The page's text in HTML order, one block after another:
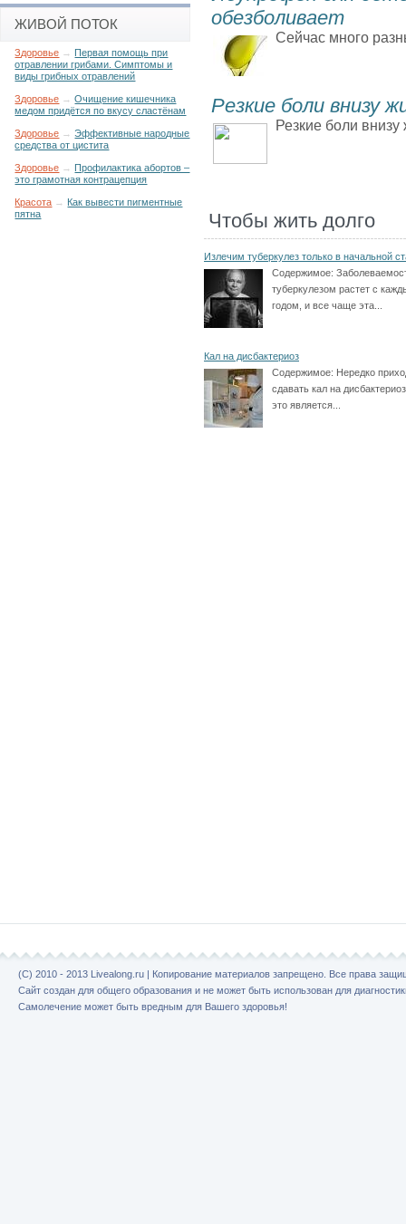
обезболивает
Сейчас много
Резкие боли внизу
Резкие боли
Чтобы жить долго
Излечим туберкулез только в начальной
Содержимое:
туберкулезом растет с
годом, и все чаще эта...
Кал на дисбактериоз
Содержимое: Нередко
сдавать кал на
это является...
ЖИВОЙ ПОТОК
Здоровье → Первая помощь при
отравлении грибами. Симптомы и
виды грибных отравлений
Здоровье →Очищение кишечника
медом придётся по вкусу сластёнам
Здоровье →Эффективные народные
средства от цистита
Здоровье → Профилактика абортов –
это грамотная контрацепция
Красота → Как вывести пигментные
пятна
(C) 2010 - 2013 Livealong.ru | Копирование материалов запрещено. Все права
Сайт создан для общего образования и не может быть использован для
Самолечение может быть вредным для Вашего здоровья!